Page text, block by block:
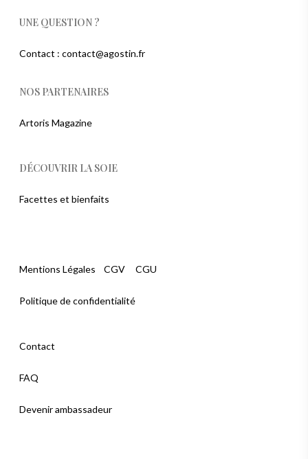
UNE QUESTION ?
Contact : contact@agostin.fr
NOS PARTENAIRES
Artoris Magazine
DÉCOUVRIR LA SOIE
Facettes et bienfaits
Mentions Légales CGV CGU
Politique de confidentialité
Contact
FAQ
Devenir ambassadeur